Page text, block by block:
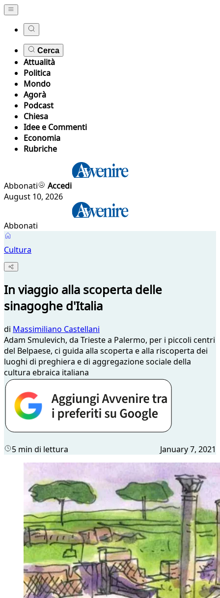
Cerca
Attualità
Politica
Mondo
Agorà
Podcast
Chiesa
Idee e Commenti
Economia
Rubriche
Abbonati
Accedi
August 10, 2026
Abbonati
Cultura
In viaggio alla scoperta delle
sinagoghe d'Italia
di Massimiliano Castellani
Adam Smulevich, da Trieste a Palermo, per i piccoli centri
del Belpaese, ci guida alla scoperta e alla riscoperta dei
luoghi di preghiera e di aggregazione sociale della
cultura ebraica italiana
5 min di lettura January 7, 2021